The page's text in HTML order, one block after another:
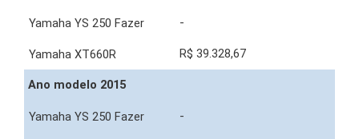
-
R$ 39.328,67
Ano modelo 2015
-